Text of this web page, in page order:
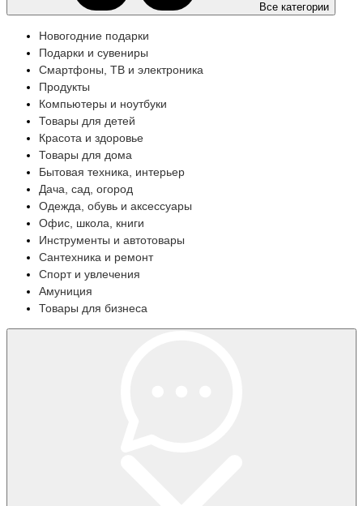
Все категории
Новогодние подарки
Подарки и сувениры
Смартфоны, ТВ и электроника
Продукты
Компьютеры и ноутбуки
Товары для детей
Красота и здоровье
Товары для дома
Бытовая техника, интерьер
Дача, сад, огород
Одежда, обувь и аксессуары
Офис, школа, книги
Инструменты и автотовары
Сантехника и ремонт
Спорт и увлечения
Амуниция
Товары для бизнеса